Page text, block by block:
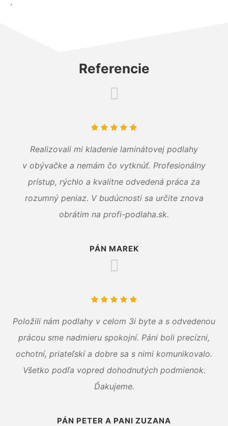
Referencie
Realizovali mi kladenie laminátovej podlahy
v obývačke a nemám čo vytknúť. Profesionálny
prístup, rýchlo a kvalitne odvedená práca za
rozumný peniaz. V budúcnosti sa určite znova
obrátim na profi-podlaha.sk.
PÁN MAREK
Položili nám podlahy v celom 3i byte a s odvedenou
prácou sme nadmieru spokojní. Páni boli precízni,
ochotní, priateľskí a dobre sa s nimi komunikovalo.
Všetko podľa vopred dohodnutých podmienok.
Ďakujeme.
PÁN PETER A PANI ZUZANA